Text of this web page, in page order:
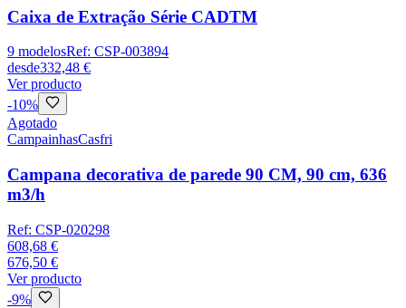
Caixa de Extração Série CADTM
9 modelosRef: CSP-003894
desde332,48 €
Ver producto
-10%
Agotado
CampainhasCasfri
Campana decorativa de parede 90 CM, 90 cm, 636
m3/h
Ref: CSP-020298
608,68 €
676,50 €
Ver producto
-9%